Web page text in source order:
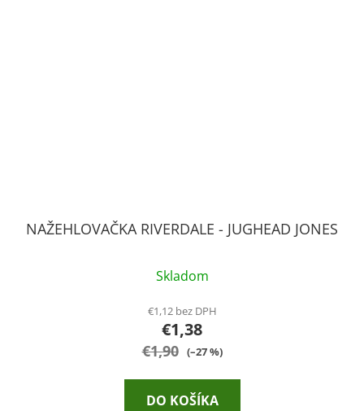
NAŽEHLOVAČKA RIVERDALE - JUGHEAD JONES
Skladom
€1,12 bez DPH
€1,38
€1,90 (–27 %)
DO KOŠÍKA